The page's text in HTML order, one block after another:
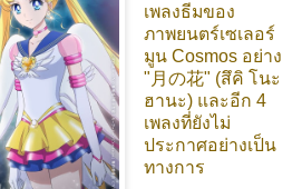
เพลงธีมของ
ภาพยนตร์เซเลอร์
มูน Cosmos อย่าง
"月の花" (สึคิ โนะ
ฮานะ) และอีก 4
เพลงที่ยังไม่
ประกาศอย่างเป็น
ทางการ